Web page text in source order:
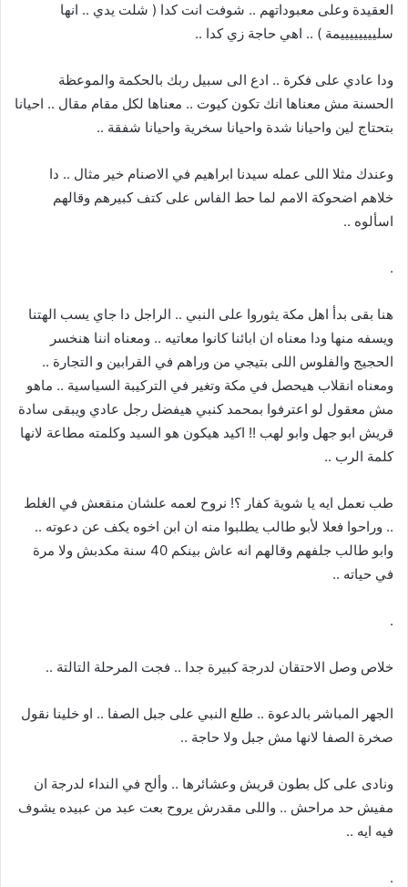
العقيدة وعلى معبوداتهم .. شوفت انت كدا ( شلت يدي .. انها
سلييييييييمة ) .. اهي حاجة زي كدا ..
ودا عادي على فكرة .. ادع الى سبيل ربك بالحكمة والموعظة
الحسنة مش معناها انك تكون كيوت .. معناها لكل مقام مقال .. احيانا
بتحتاج لين واحيانا شدة واحيانا سخرية واحيانا شفقة ..
وعندك مثلا اللى عمله سيدنا ابراهيم في الاصنام خير مثال .. دا
خلاهم اضحوكة الامم لما حط الفاس على كتف كبيرهم وقالهم
اسألوه ..
.
هنا بقى بدأ اهل مكة يثوروا على النبي .. الراجل دا جاي يسب الهتنا
ويسفه منها ودا معناه ان ابائنا كانوا معاتيه .. ومعناه اننا هنخسر
الحجيج والفلوس اللى بتيجي من وراهم في القرابين و التجارة ..
ومعناه انقلاب هيحصل في مكة وتغير في التركيبة السياسية .. ماهو
مش معقول لو اعترفوا بمحمد كنبي هيفضل رجل عادي ويبقى سادة
قريش ابو جهل وابو لهب !! اكيد هيكون هو السيد وكلمته مطاعة لانها
كلمة الرب ..
طب نعمل ايه يا شوية كفار ؟! نروح لعمه علشان منقعش في الغلط
.. وراحوا فعلا لأبو طالب يطلبوا منه ان ابن اخوه يكف عن دعوته ..
وابو طالب جلفهم وقالهم انه عاش بينكم 40 سنة مكدبش ولا مرة
في حياته ..
.
خلاص وصل الاحتقان لدرجة كبيرة جدا .. فجت المرحلة التالتة ..
الجهر المباشر بالدعوة .. طلع النبي على جبل الصفا .. او خلينا نقول
صخرة الصفا لانها مش جبل ولا حاجة ..
ونادى على كل بطون قريش وعشائرها .. وألح في النداء لدرجة ان
مفيش حد مراحش .. واللى مقدرش يروح بعت عبد من عبيده يشوف
فيه ايه ..
.